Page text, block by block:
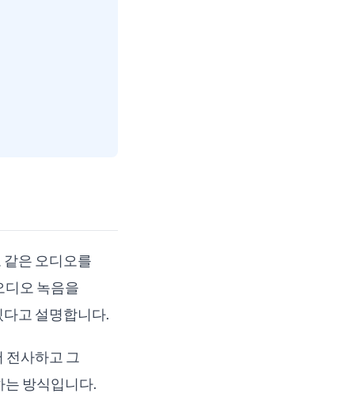
같은 오디오를
디오 녹음을
고 설명합니다.
전사하고 그
는 방식입니다.